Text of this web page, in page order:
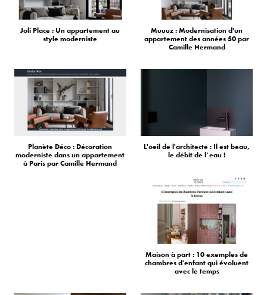
Joli Place : Un appartement au
style moderniste
Muuuz : Modernisation d'un
appartement des années 50 par
Camille Hermand
Planète Déco : Décoration
moderniste dans un appartement
à Paris par Camille Hermand
L'oeil de l'architecte : Il est beau,
le débit de l’eau !
Maison à part : 10 exemples de
chambres d'enfant qui évoluent
avec le temps